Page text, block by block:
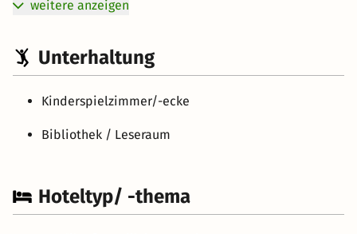
weitere anzeigen
Unterhaltung
Kinderspielzimmer/-ecke
Bibliothek / Leseraum
Hoteltyp/ -thema